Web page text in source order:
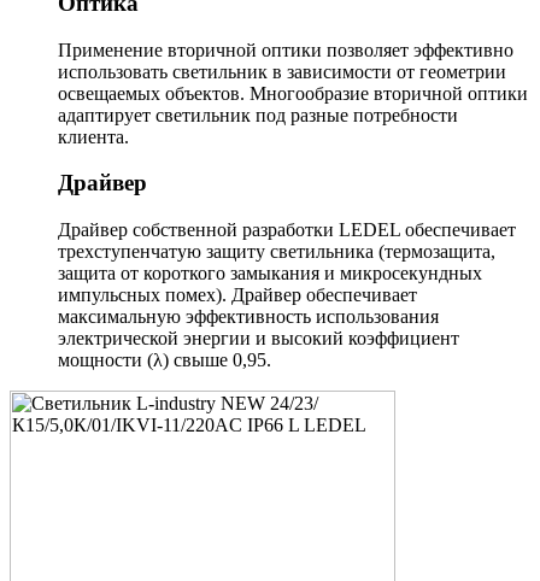
Применение вторичной оптики позволяет эффективно
использовать светильник в зависимости от геометрии
освещаемых объектов. Многообразие вторичной оптики
адаптирует светильник под разные потребности
клиента.
Драйвер
Драйвер собственной разработки LEDEL обеспечивает
трехступенчатую защиту светильника (термозащита,
защита от короткого замыкания и микросекундных
импульсных помех). Драйвер обеспечивает
максимальную эффективность использования
электрической энергии и высокий коэффициент
мощности (λ) свыше 0,95.